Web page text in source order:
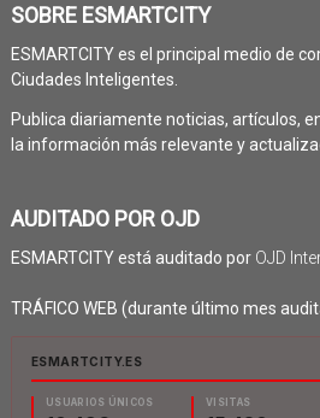
SOBRE ESMARTCITY
ESMARTCITY es el principal medio de
Ciudades Inteligentes.
Publica diariamente noticias, artículos,
la información más relevante y
AUDITADO POR OJD
ESMARTCITY está auditado por OJD
TRÁFICO WEB (durante último mes